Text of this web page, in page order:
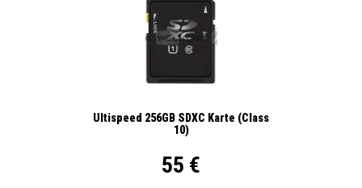
Ultispeed 256GB SDXC Karte (Class
10)
55 €